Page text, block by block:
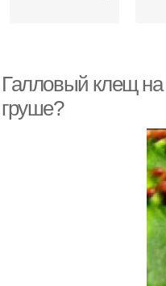
Галловый клещ на
груше?